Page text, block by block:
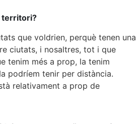
territori?
que voldrien, perquè tenen una
ciutats, i nosaltres, tot i que
tenim més a prop, la tenim
podríem tenir per distància.
relativament a prop de